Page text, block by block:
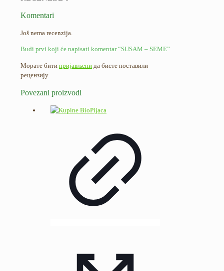
Komentari
Još nema recenzija.
Budi prvi koji će napisati komentar “SUSAM – SEME”
Морате бити пријављени да бисте поставили
рецензију.
Povezani proizvodi